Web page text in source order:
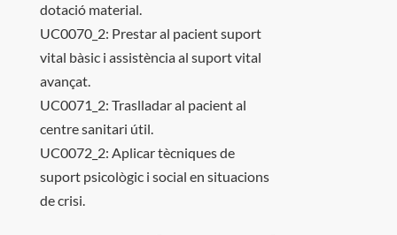
dotació material.
UC0070_2: Prestar al pacient suport
vital bàsic i assistència al suport vital
avançat.
UC0071_2: Traslladar al pacient al
centre sanitari útil.
UC0072_2: Aplicar tècniques de
suport psicològic i social en situacions
de crisi.